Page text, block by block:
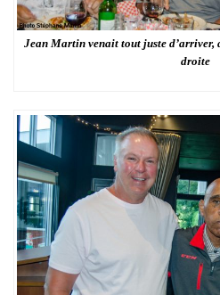
Jean Martin venait tout juste d’arriver,
droite